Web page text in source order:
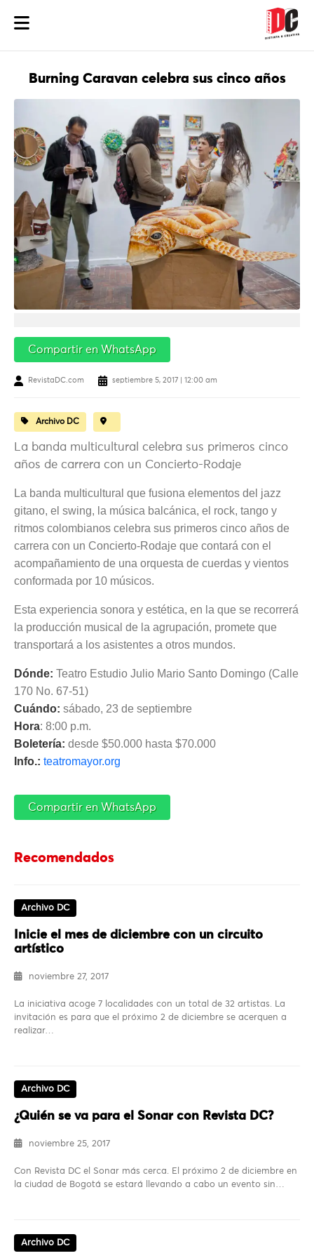
Burning Caravan celebra sus cinco años
Compartir en WhatsApp
RevistaDC.com septiembre 5, 2017 | 12:00 am
Archivo DC
La banda multicultural celebra sus primeros cinco
años de carrera con un Concierto-Rodaje
La banda multicultural que fusiona elementos del jazz
gitano, el swing, la música balcánica, el rock, tango y
ritmos colombianos celebra sus primeros cinco años de
carrera con un Concierto-Rodaje que contará con el
acompañamiento de una orquesta de cuerdas y vientos
conformada por 10 músicos.
Esta experiencia sonora y estética, en la que se recorrerá
la producción musical de la agrupación, promete que
transportará a los asistentes a otros mundos.
Dónde: Teatro Estudio Julio Mario Santo Domingo (Calle
170 No. 67-51)
Cuándo: sábado, 23 de septiembre
Hora: 8:00 p.m.
Boletería: desde $50.000 hasta $70.000
Info.: teatromayor.org
Compartir en WhatsApp
Recomendados
Archivo DC
Inicie el mes de diciembre con un circuito
artístico
noviembre 27, 2017
La iniciativa acoge 7 localidades con un total de 32 artistas. La
invitación es para que el próximo 2 de diciembre se acerquen a
realizar…
Archivo DC
¿Quién se va para el Sonar con Revista DC?
noviembre 25, 2017
Con Revista DC el Sonar más cerca. El próximo 2 de diciembre en
la ciudad de Bogotá se estará llevando a cabo un evento sin…
Archivo DC